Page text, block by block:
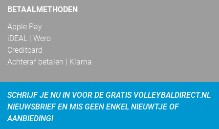
BETAALMETHODEN
Apple Pay
iDEAL | Wero
Creditcard
Achteraf betalen | Klarna
SCHRIJF JE NU IN VOOR DE GRATIS VOLLEYBALDIRECT.NL
NIEUWSBRIEF EN MIS GEEN ENKEL NIEUWTJE OF
AANBIEDING!